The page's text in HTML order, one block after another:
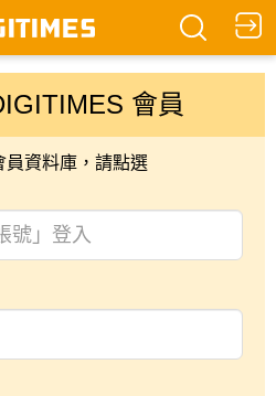
會員
資料庫，請點選